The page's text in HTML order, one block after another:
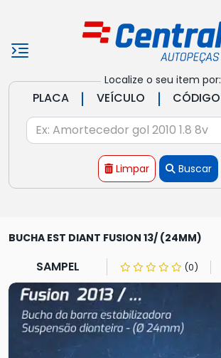
Localize o seu item por:
PLACA | VEÍCULO | CÓDIGO
Limpar Buscar
BUCHA EST DIANT FUSION 13/ (24MM)
SAMPEL (0)